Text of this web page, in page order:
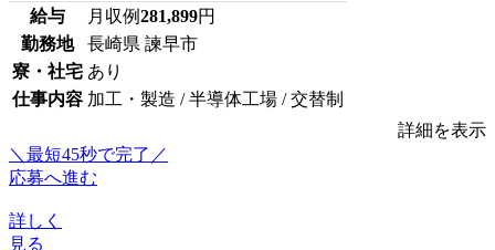
給与 月収例281,899円
勤務地
長崎県 諫早市
寮・社宅 あり
仕事内容 加工・製造 / 半導体工場 / 交替制
詳細を表示
＼最短45秒で完了／
応募へ進む
詳しく
見る